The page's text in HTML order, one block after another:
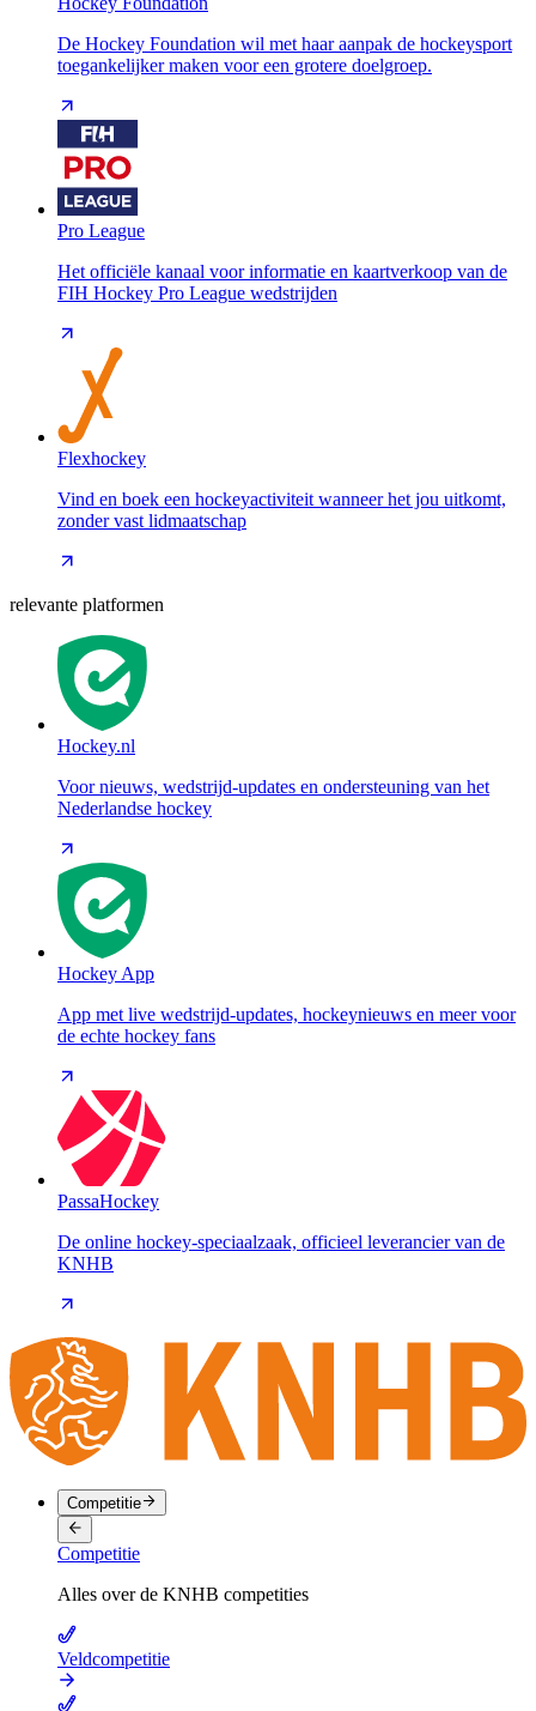
De Hockey Foundation wil met haar aanpak de hockeysport
toegankelijker maken voor een grotere doelgroep.
Pro League
Het officiële kanaal voor informatie en kaartverkoop van de
FIH Hockey Pro League wedstrijden
Flexhockey
Vind en boek een hockeyactiviteit wanneer het jou uitkomt,
zonder vast lidmaatschap
relevante platformen
Hockey.nl
Voor nieuws, wedstrijd-updates en ondersteuning van het
Nederlandse hockey
Hockey App
App met live wedstrijd-updates, hockeynieuws en meer voor
de echte hockey fans
PassaHockey
De online hockey-speciaalzaak, officieel leverancier van de
KNHB
Competitie
Competitie
Alles over de KNHB competities
Veldcompetitie